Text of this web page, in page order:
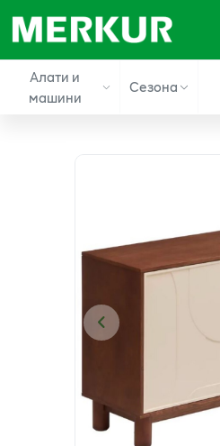
Алати и
машини
Сезона